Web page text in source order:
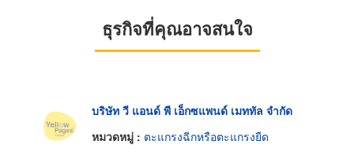
ธุรกิจที่คุณอาจสนใจ
บริษัท วี แอนด์ พี เอ็กซแพนด์ เมททัล จำกัด
หมวดหมู่ : ตะแกรงฉีกหรือตะแกรงยืด